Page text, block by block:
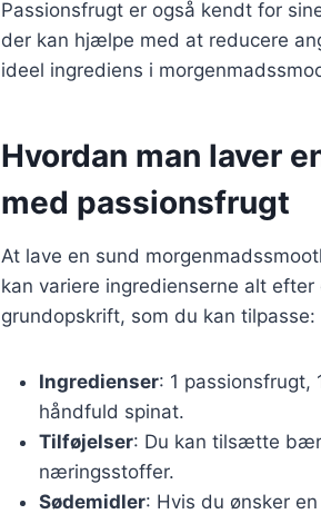
Passionsfrugt er også kendt for
der kan hjælpe med at reducere
ideel ingrediens i
Hvordan man laver
med passionsfrugt
At lave en sund
kan variere ingredienserne alt
grundopskrift, som du kan tilpasse:
Ingredienser: 1
håndfuld spinat.
Tilføjelser: Du kan tilsætte
næringsstoffer.
Sødemidler: Hvis du ønsker